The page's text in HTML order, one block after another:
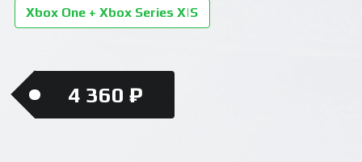
Xbox One + Xbox Series X|S
4 360 ₽